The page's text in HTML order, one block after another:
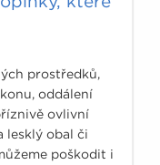
prostředků,
oddálení
ovlivní
lesklý obal či
poškodit i